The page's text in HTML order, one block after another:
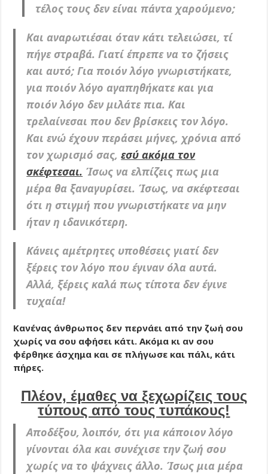
τέλος τους δεν είναι πάντα χαρούμενο;
Και αναρωτιέσαι όταν κάτι τελειώσει, τί
πήγε στραβά. Γιατί έπρεπε να το ζήσεις
και αυτό; Για ποιόν λόγο γνωριστήκατε,
για ποιόν λόγο αγαπηθήκατε και για
ποιόν λόγο δεν μιλάτε πια. Και
τρελαίνεσαι που δεν βρίσκεις τον λόγο.
Και ενώ έχουν περάσει μήνες, χρόνια από
τον χωρισμό σας,εσύ ακόμα τον
σκέφτεσαι. Ίσως να ελπίζεις πως μια
μέρα θα ξαναγυρίσει. Ίσως, να σκέφτεσαι
ότι η στιγμή που γνωριστήκατε να μην
ήταν η ιδανικότερη.
Κάνεις αμέτρητες υποθέσεις γιατί δεν
ξέρεις τον λόγο που έγιναν όλα αυτά.
Αλλά, ξέρεις καλά πως τίποτα δεν έγινε
τυχαία!
Κανένας άνθρωπος δεν περνάει από την ζωή σου
χωρίς να σου αφήσει κάτι. Ακόμα κι αν σου
φέρθηκε άσχημα και σε πλήγωσε και πάλι, κάτι
πήρες.
Πλέον, έμαθες να ξεχωρίζεις τους
τύπους από τους τυπάκους!
Αποδέξου, λοιπόν, ότι για κάποιον λόγο
γίνονται όλα και συνέχισε την ζωή σου
χωρίς να το ψάχνεις άλλο. Ίσως μια μέρα